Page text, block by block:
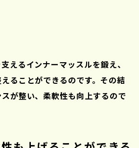
えるインナーマッスルを鍛え、
ることができるのです。その結
が整い、柔軟性も向上するので